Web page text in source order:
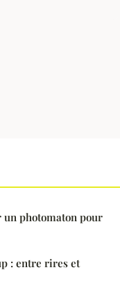
photomaton pour
: entre rires et